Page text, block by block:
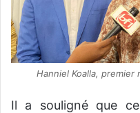
Hanniel Koalla,
Il a souligné que